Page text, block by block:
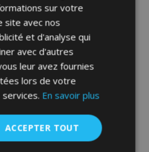
MOBILE GARAGE
Kalos 380-405 cm
€
Au Panier
Ajouter
sur votre
site avec nos
et d'analyse qui
avec d'autres
leur avez fournies
lors de votre
En savoir plus
ACCEPTER TOUT